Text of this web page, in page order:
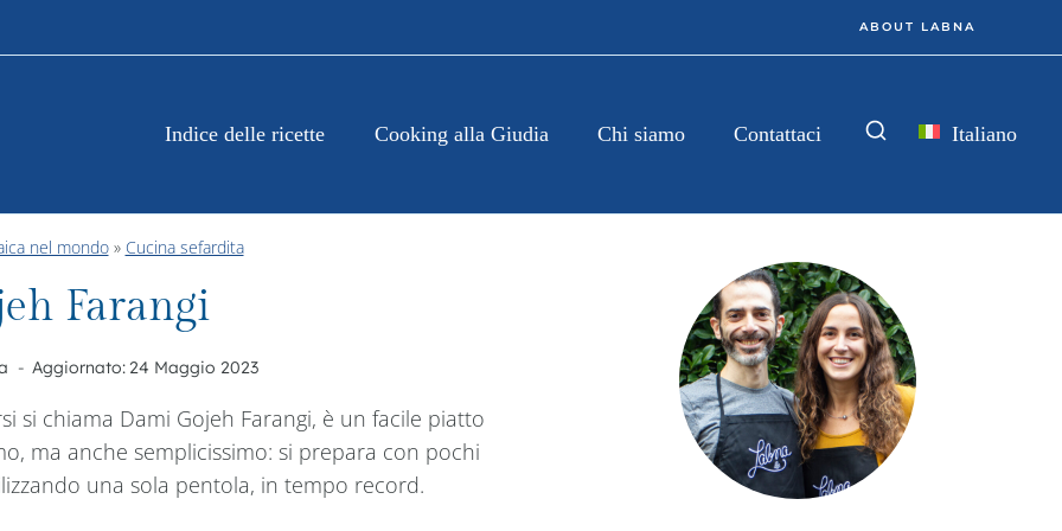
ABOUT LABNA
Indice delle ricette Cooking alla Giudia Chi siamo Contattaci Italiano
nel mondo» Cucina sefardita
Farangi
Aggiornato:24 Maggio 2023
si chiama Dami Gojeh Farangi, è un facile piatto
ma anche semplicissimo: si prepara con pochi
una sola pentola, in tempo record.